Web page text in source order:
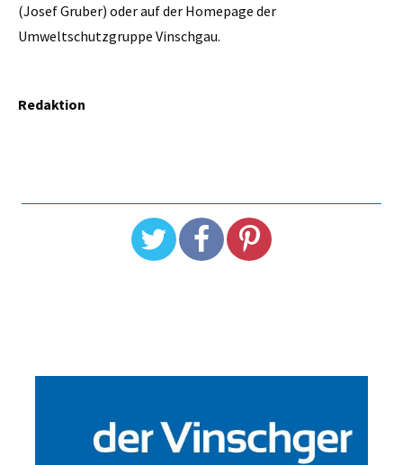
(Josef Gruber) oder auf der Homepage der
Umweltschutzgruppe Vinschgau.
Redaktion